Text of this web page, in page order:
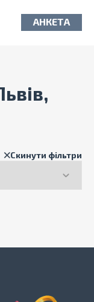
АНКЕТА
Скинути фільтри